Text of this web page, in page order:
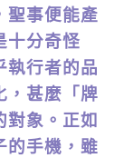
聖事便能產
十分奇怪
執行者的品
，甚麼「牌
對象。正如
的手機，雖